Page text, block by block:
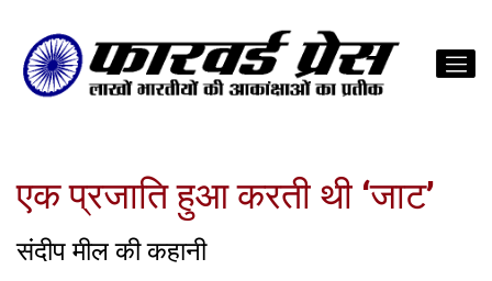
एक प्रजाति हुआ करती थी ‘जाट’
संदीप मील की कहानी